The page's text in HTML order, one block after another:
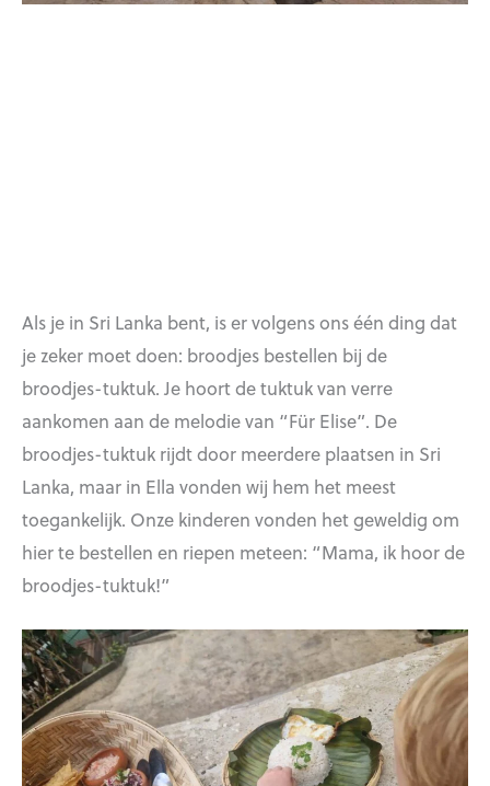
Als je in Sri Lanka bent, is er volgens ons één ding dat
je zeker moet doen: broodjes bestellen bij de
broodjes-tuktuk. Je hoort de tuktuk van verre
aankomen aan de melodie van “Für Elise”. De
broodjes-tuktuk rijdt door meerdere plaatsen in Sri
Lanka, maar in Ella vonden wij hem het meest
toegankelijk. Onze kinderen vonden het geweldig om
hier te bestellen en riepen meteen: “Mama, ik hoor de
broodjes-tuktuk!”